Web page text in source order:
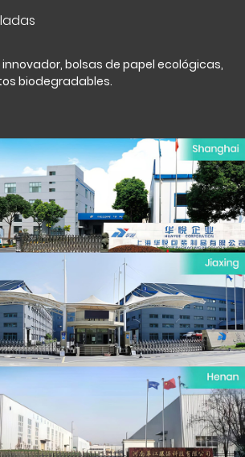
bolsas de papel ecológicas,
biodegradables.